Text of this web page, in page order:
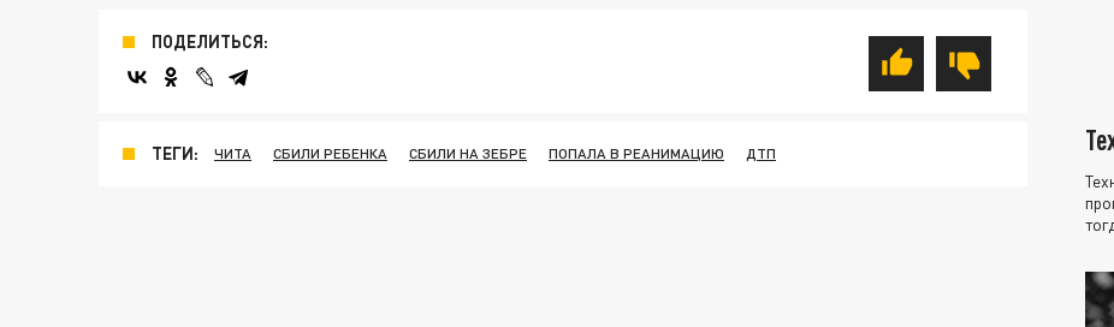
ПОДЕЛИТЬСЯ:
ТЕГИ: ЧИТА СБИЛИ РЕБЕНКА СБИЛИ НА ЗЕБРЕ ПОПАЛА В РЕАНИМАЦИЮ ДТП